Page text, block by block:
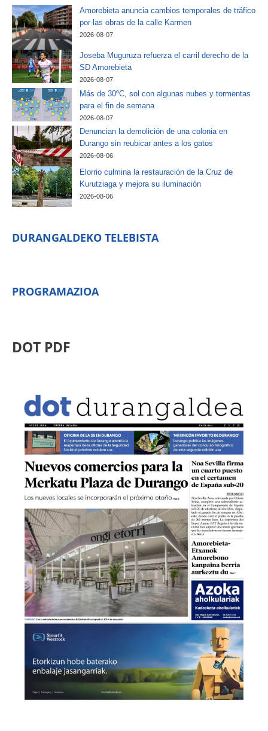
Amorebieta anuncia cambios temporales de tráfico
por las obras de la calle Karmen
2026-08-07
Joseba Muguruza refuerza el carril derecho de la
SD Amorebieta
2026-08-07
Más de 30ºC, sol con algunas nubes y tormentas
para el fin de semana
2026-08-07
Denuncian la demolición de una colonia en
Durango sin reubicar antes a los gatos
2026-08-06
Elorrio culmina la restauración de la Cruz de
Kurutziaga y mejora su iluminación
2026-08-06
DURANGALDEKO TELEBISTA
PROGRAMAZIOA
DOT PDF